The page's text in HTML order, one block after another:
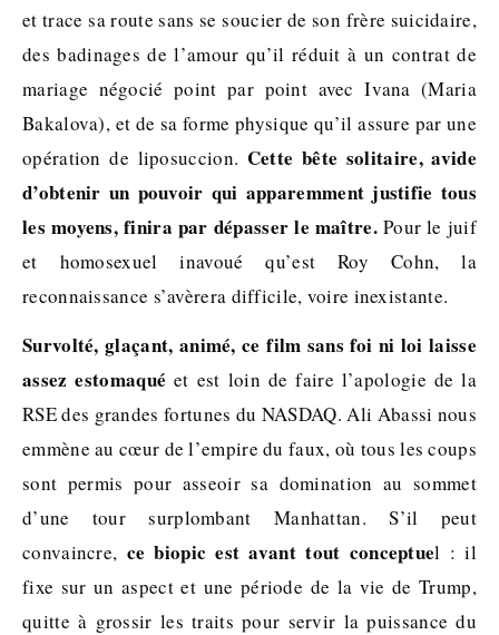
et trace sa route sans se soucier de son frère suicidaire,
des badinages de l’amour qu’il réduit à un contrat de
mariage négocié point par point avec Ivana (Maria
Bakalova), et de sa forme physique qu’il assure par une
opération de liposuccion. Cette bête solitaire, avide
d’obtenir un pouvoir qui apparemment justifie tous
les moyens, finira par dépasser le maître.Pour le juif
et homosexuel inavoué qu’est Roy Cohn, la
reconnaissance s’avèrera difficile, voire inexistante.
Survolté, glaçant, animé, ce film sans foi ni loi laisse
assez estomaqué et est loin de faire l’apologie de la
RSE des grandes fortunes du NASDAQ. Ali Abassi nous
emmène au cœur de l’empire du faux, où tous les coups
sont permis pour asseoir sa domination au sommet
d’une tour surplombant Manhattan. S’il peut
convaincre, ce biopic est avant tout conceptuel : il
fixe sur un aspect et une période de la vie de Trump,
quitte à grossir les traits pour servir la puissance du